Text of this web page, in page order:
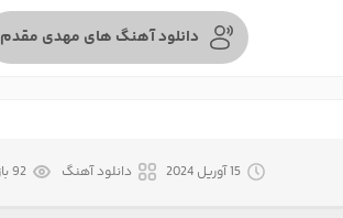
دانلود آهنگ های مهدی مقدم
15 آوریل 2024 دانلود آهنگ 92 بازدید